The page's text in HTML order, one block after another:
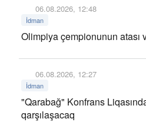
06.08.2026, 12:48
İdman
Olimpiya çempionunun atası
06.08.2026, 12:27
İdman
"Qarabağ" Konfrans
qarşılaşacaq